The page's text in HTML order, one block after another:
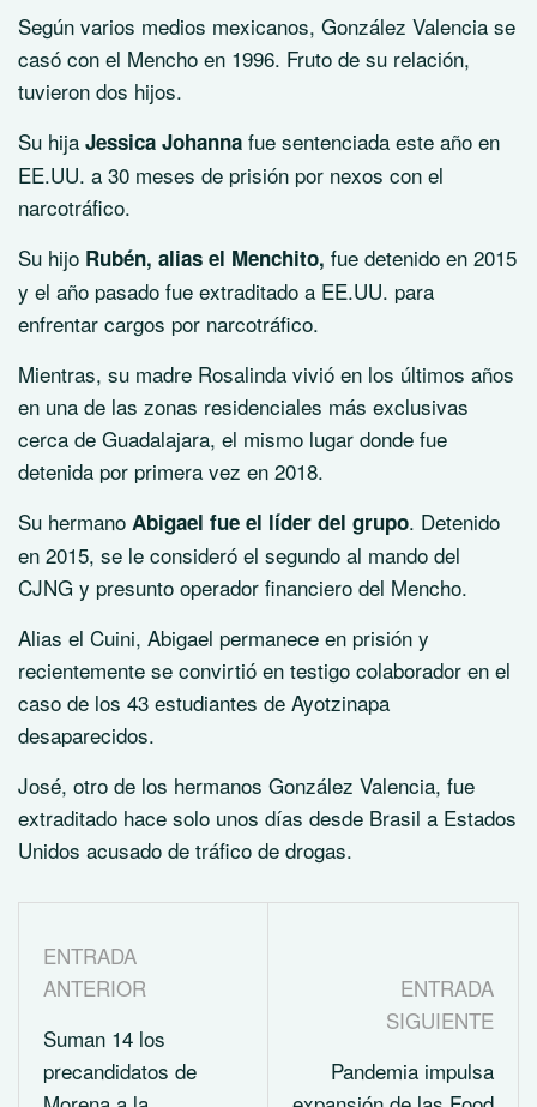
Según varios medios mexicanos, González Valencia se
casó con el Mencho en 1996. Fruto de su relación,
tuvieron dos hijos.
Su hija Jessica Johanna fue sentenciada este año en
EE.UU. a 30 meses de prisión por nexos con el
narcotráfico.
Su hijo Rubén, alias el Menchito, fue detenido en 2015
y el año pasado fue extraditado a EE.UU. para
enfrentar cargos por narcotráfico.
Mientras, su madre Rosalinda vivió en los últimos años
en una de las zonas residenciales más exclusivas
cerca de Guadalajara, el mismo lugar donde fue
detenida por primera vez en 2018.
Su hermano Abigael fue el líder del grupo. Detenido
en 2015, se le consideró el segundo al mando del
CJNG y presunto operador financiero del Mencho.
Alias el Cuini, Abigael permanece en prisión y
recientemente se convirtió en testigo colaborador en el
caso de los 43 estudiantes de Ayotzinapa
desaparecidos.
José, otro de los hermanos González Valencia, fue
extraditado hace solo unos días desde Brasil a Estados
Unidos acusado de tráfico de drogas.
ENTRADA
ANTERIOR
Suman 14 los
precandidatos de
ENTRADA
SIGUIENTE
Pandemia impulsa